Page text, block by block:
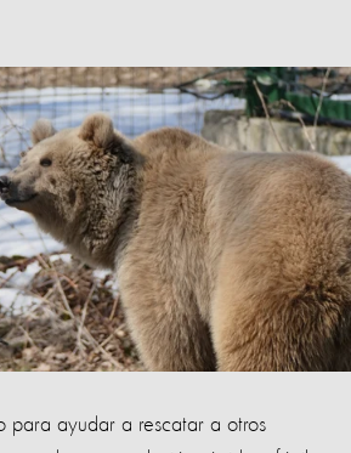
para ayudar a rescatar a otros